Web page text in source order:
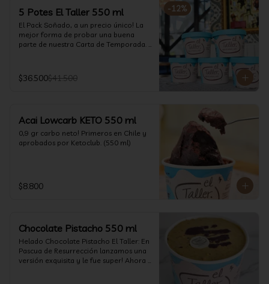
-12%
5 Potes El Taller 550 ml
El Pack Soñado, a un precio único! La
mejor forma de probar una buena
parte de nuestra Carta de Temporada.
$36.500$41.500
Acai Lowcarb KETO 550 ml
0,9 gr carbo neto! Primeros en Chile y
aprobados por Ketoclub. (550 ml)
$8.800
Chocolate Pistacho 550 ml
Helado Chocolate Pistacho El Taller: En
Pascua de Resurrección lanzamos una
versión exquisita y le fue super! Ahora